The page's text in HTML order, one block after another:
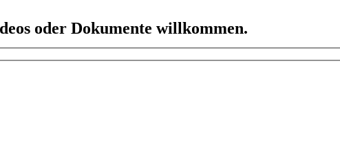
oder Dokumente willkommen.